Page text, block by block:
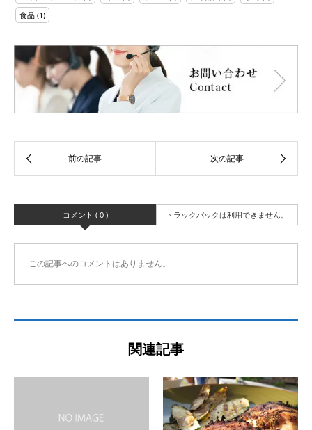
食品 (1)
コメント ( 0 ) トラックバックは利用できません。
この記事へのコメントはありません。
関連記事